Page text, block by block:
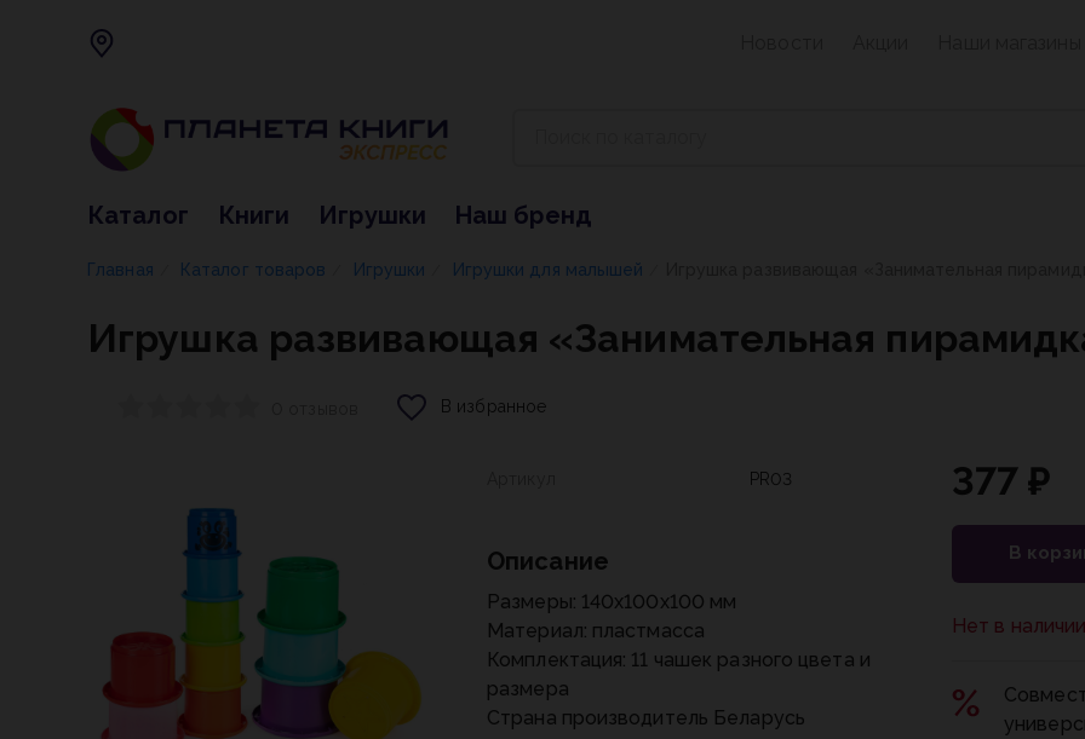
Каталог Книги Игрушки Наш бренд
Главная Каталог товаров Игрушки Игрушки для малышей
Игрушка развивающая «Занимательная
В избранное
PR03
Описание
Размеры: 140x100x100 мм
Материал: пластмасса
Комплектация: 11 чашек разного цвета и
размера
Страна производитель Беларусь
377 ₽
В
Нет в наличии